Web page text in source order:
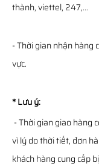
thành, viettel, 247,...
- Thời gian nhận
vực.
* Lưu ý:
- Thời gian giao hàng
vì lý do thời tiết, đơn
khách hàng cung cấp